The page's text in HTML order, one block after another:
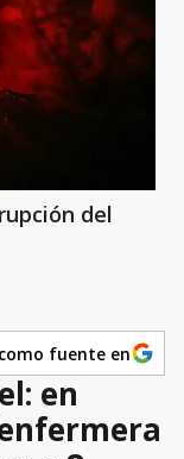
del
fuente en
en